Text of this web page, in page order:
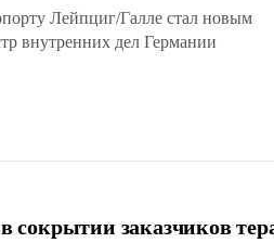
Лейпциг/Галле стал новым
внутренних дел Германии
заказчиков